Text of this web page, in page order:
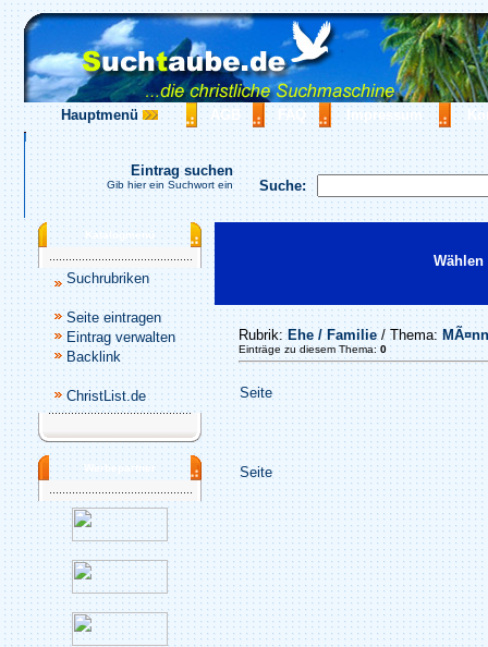
Hauptmenü AGB FAQ Impressum
Suche:
Eintrag suchen
Gib hier ein Suchwort ein
Katalogmenü
Suchrubriken
Seite eintragen
Eintrag verwalten
Backlink
ChristList.de
Werbepartner
Rubrik: Ehe / Familie/ Thema:
Einträge zu diesem Thema:0
Seite
Seite